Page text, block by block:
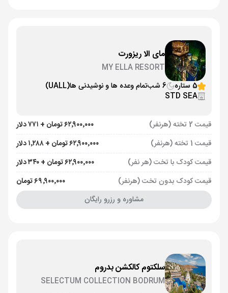
مای الا ریزورت
MY ELLA RESORT
5 ستاره
6 شب تمام وعده ها و نوشیدنی ها(UALL)
STD SEA
قیمت 2 تخته (هرنفر)
۶۲٬۹۰۰٬۰۰۰ تومان + ۷۷۱ دلار
قیمت 1 تخته (هرنفر)
۶۲٬۹۰۰٬۰۰۰ تومان + ۱٬۲۸۸ دلار
قیمت کودک با تخت (هر نفر)
۶۲٬۹۰۰٬۰۰۰ تومان + ۳۴۰ دلار
قیمت کودک بدون تخت (هرنفر)
۶۹٬۹۰۰٬۰۰۰ تومان
مشاوره و رزرو رایگان
سلکتوم کالکشن بدروم
SELECTUM COLLECTION BODRUM